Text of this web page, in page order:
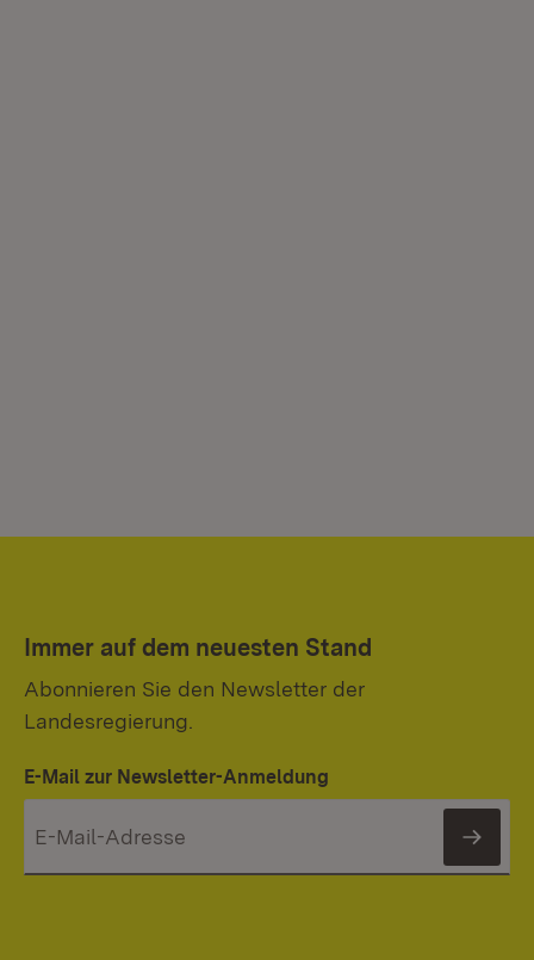
Immer auf dem neuesten Stand
Abonnieren Sie den Newsletter der
Landesregierung.
E-Mail zur Newsletter-Anmeldung